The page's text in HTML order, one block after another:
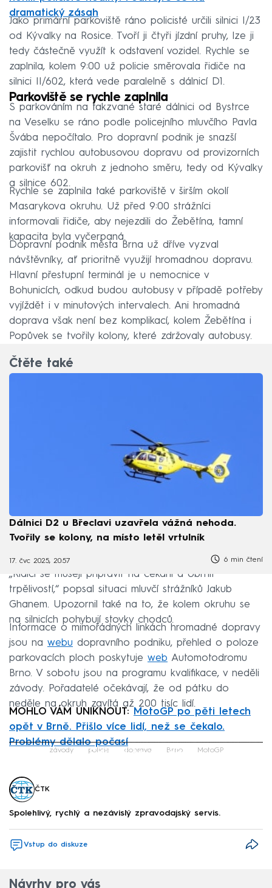
dramatický zásah
Jako primární parkoviště ráno policisté určili silnici I/23
od Kývalky na Rosice. Tvoří ji čtyři jízdní pruhy, lze ji
tedy částečně využít k odstavení vozidel. Rychle se
zaplnila, kolem 9:00 už policie směrovala řidiče na
silnici II/602, která vede paralelně s dálnicí D1.
Parkoviště se rychle zaplnila
S parkováním na takzvané staré dálnici od Bystrce
na Veselku se ráno podle policejního mluvčího Pavla
Švába nepočítalo. Pro dopravní podnik je snazší
zajistit rychlou autobusovou dopravu od provizorních
parkovišť na okruh z jednoho směru, tedy od Kývalky
a silnice 602.
Rychle se zaplnila také parkoviště v širším okolí
Masarykova okruhu. Už před 9:00 strážníci
informovali řidiče, aby nejezdili do Žebětína, tamní
kapacita byla vyčerpaná.
Dopravní podnik města Brna už dříve vyzval
návštěvníky, ať prioritně využijí hromadnou dopravu.
Hlavní přestupní terminál je u nemocnice v
Bohunicích, odkud budou autobusy v případě potřeby
vyjíždět i v minutových intervalech. Ani hromadná
doprava však není bez komplikací, kolem Žebětína i
Popůvek se tvořily kolony, které zdržovaly autobusy.
Čtěte také
Dálnici D2 u Břeclavi uzavřela vážná nehoda.
Tvořily se kolony, na místo letěl vrtulník
17. čvc 2025, 20:57 6 min čtení
„Řidiči se musejí připravit na čekání a obrnit
trpělivostí,“ popsal situaci mluvčí strážníků Jakub
Ghanem. Upozornil také na to, že kolem okruhu se
na silnicích pohybují stovky chodců.
Informace o mimořádných linkách hromadné dopravy
jsou na webu dopravního podniku, přehled o poloze
parkovacích ploch poskytuje web Automotodromu
Brno. V sobotu jsou na programu kvalifikace, v neděli
závody. Pořadatelé očekávají, že od pátku do
neděle na okruh zavítá až 200 tisíc lidí.
MOHLO VÁM UNIKNOUT: MotoGP po pěti letech
opět v Brně. Přišlo více lidí, než se čekalo.
Problémy dělalo počasí
Failed to fetch
závody policie doprava Brno MotoGP
ČTK
Spolehlivý, rychlý a nezávislý zpravodajský servis.
Vstup do diskuze
Návrhy pro vás